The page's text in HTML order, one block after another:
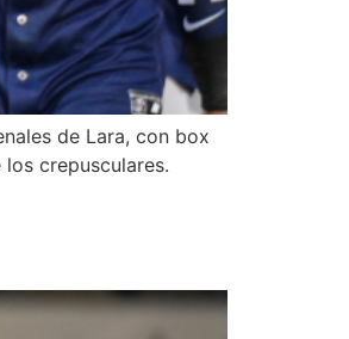
de Lara, con box
crepusculares.